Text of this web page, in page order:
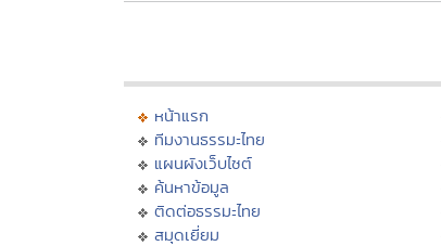
หน้าแรก
ทีมงานธรรมะไทย
แผนผังเว็บไซต์
ค้นหาข้อมูล
ติดต่อธรรมะไทย
สมุดเยี่ยม